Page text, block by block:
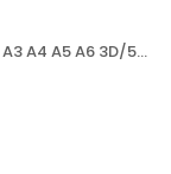
SİNYAL AUDİ A3 A4 A5 A6 3D/5D (Q3 2011-) 2008-2010 SAĞ